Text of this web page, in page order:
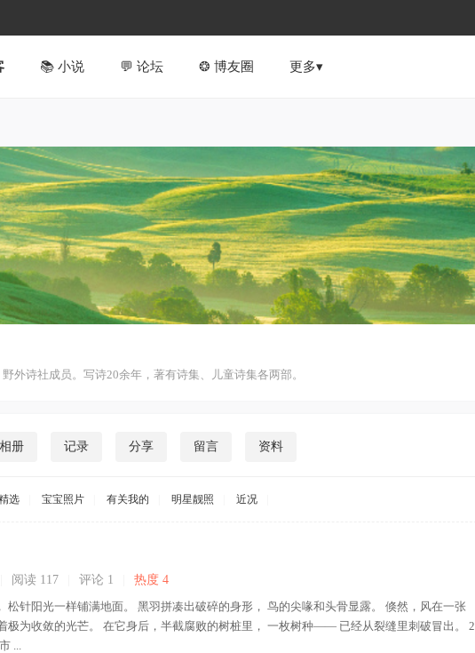
📚︎ 小说 💬 论坛 ❂ 博友圈 更多▾
外诗社成员。写诗20余年，著有诗集、儿童诗集各两部。
相册 记录 分享 留言 资料
选 宝宝照片 有关我的 明星靓照 近况
阅读 117 评论 1
热度 4
松针阳光一样铺满地面。 黑羽拼凑出破碎的身形， 鸟的尖喙和头骨显露。 倏然，风在一张
极为收敛的光芒。 在它身后，半截腐败的树桩里， 一枚树种—— 已经从裂缝里刺破冒出。 2
...